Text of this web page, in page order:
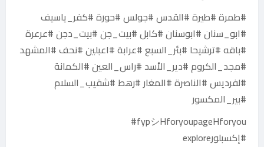
#طمرة #طيرة #القدس #جولس #حورة #كفر_ياسيف
#ابو_سنان #ابوسنان #كابل #بيت_جن #بيت_دجن #عرعرة
#باقه #ترشيحا #بئر_السبع #عرابة #اعبلين #نحف #المشهد
#مجد_الكروم #دير_الأسد #راس_العين #الكمانة
#لفرديس #الناصرة #المغار #رهط #شقيب_السلام
#بير_المكسور
fypシHforyoupageHforyou#
#إكسبلورexplore